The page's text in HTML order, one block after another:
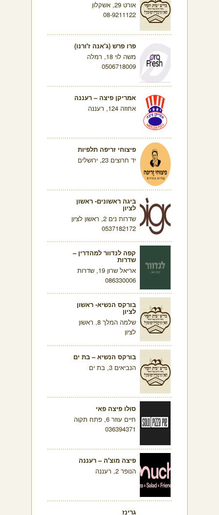
אורט 29, אשקלון
08-9211122
פרו פרש (ג'אנה ז'ורנו)
משה לוי 18, רמלה
0506718009
אמריקן פיצה – רעננה
אחוזה 124, רעננה
פיצוחי זריפה תלפיות
יד חרוצים 23, ירושלים
ביגה ראשונים- ראשון
לציון
שדרות נים 2, ראשון לציון
0537182172
קפה לנדוור למהדרין –
שדרות
אריאל שרון 19, שדרות
086330006
בורקס הנשיא- ראשון
לציון
שלמה המלך 8, ראשון
לציון
בורקס הנשיא – בת ים
הנביאים 3, בת ים
סולו פיצה פאי
חיים עוזר 6, פתח תקוה
036394371
פיצה מוצ'ה – רעננה
הנופר 2, רעננה
גרינז